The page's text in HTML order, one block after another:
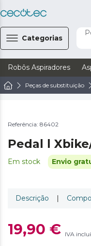
Categorias
Robôs Aspiradores
Peças de substituição
Referência: 86402
Pedal l
Em stock Envio
Descrição |
19,90 € IVA